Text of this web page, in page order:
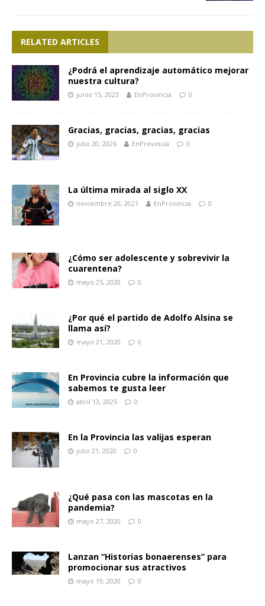
RELATED ARTICLES
¿Podrá el aprendizaje automático mejorar
nuestra cultura?
junio 15, 2023 EnProvincia 0
Gracias, gracias, gracias, gracias
julio 20, 2026 EnProvincia 0
La última mirada al siglo XX
noviembre 20, 2021 EnProvincia 0
¿Cómo ser adolescente y sobrevivir la
cuarentena?
mayo 25, 2020 0
¿Por qué el partido de Adolfo Alsina se
llama así?
mayo 21, 2020 0
En Provincia cubre la información que
sabemos te gusta leer
abril 13, 2025 0
En la Provincia las valijas esperan
julio 21, 2020 0
¿Qué pasa con las mascotas en la
pandemia?
mayo 27, 2020 0
Lanzan “Historias bonaerenses” para
promocionar sus atractivos
mayo 19, 2020 0